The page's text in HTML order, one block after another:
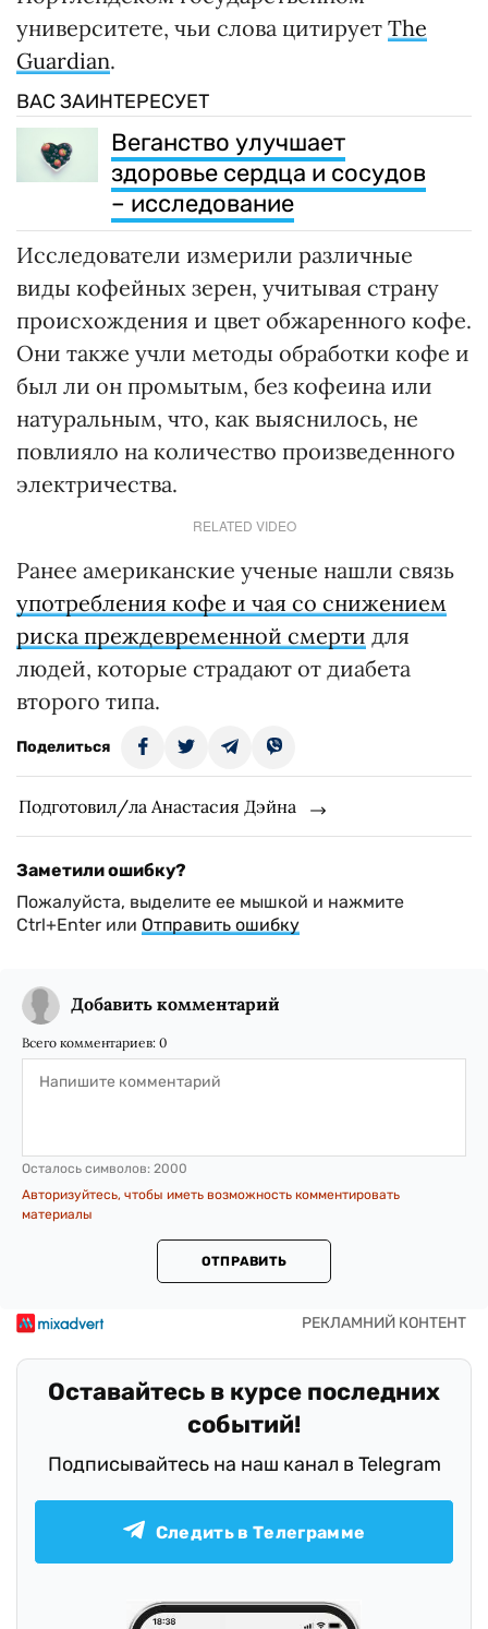
университете, чьи слова цитирует The
Guardian.
ВАС ЗАИНТЕРЕСУЕТ
Веганство улучшает
здоровье сердца и сосудов
– исследование
Исследователи измерили различные
виды кофейных зерен, учитывая страну
происхождения и цвет обжаренного кофе.
Они также учли методы обработки кофе и
был ли он промытым, без кофеина или
натуральным, что, как выяснилось, не
повлияло на количество произведенного
электричества.
RELATED VIDEO
Ранее американские ученые нашли связь
употребления кофе и чая со снижением
риска преждевременной смерти для
людей, которые страдают от диабета
второго типа.
Поделиться
Подготовил/ла Анастасия Дэйна
Заметили ошибку?
Пожалуйста, выделите ее мышкой и нажмите
Ctrl+Enter или Отправить ошибку
Добавить комментарий
Всего комментариев: 0
Осталось символов: 2000
Авторизуйтесь, чтобы иметь возможность комментировать
материалы
ОТПРАВИТЬ
Оставайтесь в курсе последних
событий!
Подписывайтесь на наш канал в Telegram
Следить в Телеграмме